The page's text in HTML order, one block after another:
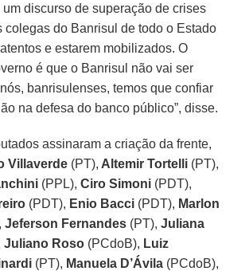
discurso de superação de crises
colegas do Banrisul de todo o Estado
e estarem mobilizados. O
é que o Banrisul não vai ser
banrisulenses, temos que confiar
na defesa do banco público”, disse.
assinaram a criação da frente,
Villaverde (PT), Altemir Tortelli (PT),
(PPL), Ciro Simoni (PDT),
(PDT), Enio Bacci (PDT), Marlon
Jeferson Fernandes (PT),Juliana
Juliano Roso (PCdoB), Luiz
(PT), Manuela D’Ávila (PCdoB),